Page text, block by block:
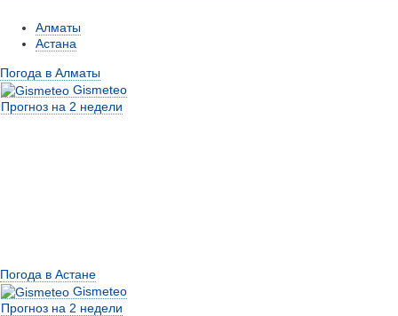
Алматы
Астана
Погода в Алматы
Gismeteo
Прогноз на 2 недели
Погода в Астане
Gismeteo
Прогноз на 2 недели